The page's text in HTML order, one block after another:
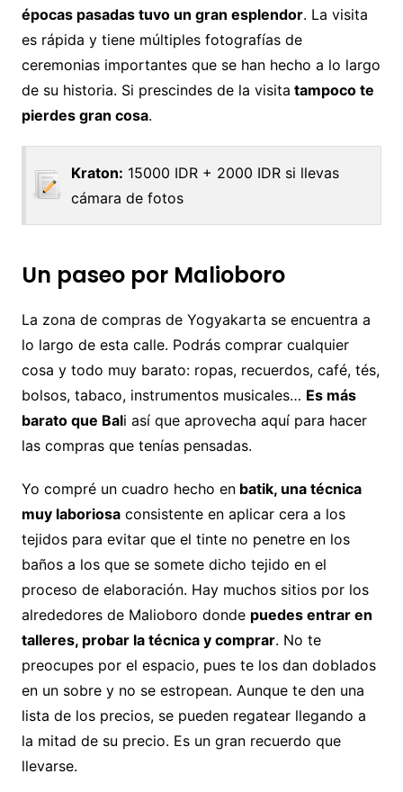
épocas pasadas tuvo un gran esplendor. La visita
es rápida y tiene múltiples fotografías de
ceremonias importantes que se han hecho a lo largo
de su historia. Si prescindes de la visita tampoco te
pierdes gran cosa.
Kraton: 15000 IDR + 2000 IDR si llevas
cámara de fotos
Un paseo por Malioboro
La zona de compras de Yogyakarta se encuentra a
lo largo de esta calle. Podrás comprar cualquier
cosa y todo muy barato: ropas, recuerdos, café, tés,
bolsos, tabaco, instrumentos musicales… Es más
barato que Bali así que aprovecha aquí para hacer
las compras que tenías pensadas.
Yo compré un cuadro hecho enbatik, una técnica
muy laboriosaconsistente en aplicar cera a los
tejidos para evitar que el tinte no penetre en los
baños a los que se somete dicho tejido en el
proceso de elaboración. Hay muchos sitios por los
alrededores de Malioboro donde puedes entrar en
talleres, probar la técnica y comprar. No te
preocupes por el espacio, pues te los dan doblados
en un sobre y no se estropean. Aunque te den una
lista de los precios, se pueden regatear llegando a
la mitad de su precio. Es un gran recuerdo que
llevarse.